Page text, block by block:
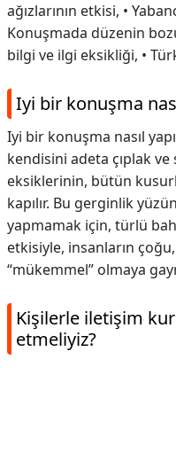
ağızlarının etkisi, •
Konuşmada düzenin
bilgi ve ilgi eksikliği, •
Iyi bir konuşma
Iyi bir konuşma nasıl
kendisini adeta çıplak ve
eksiklerinin, bütün
kapılır. Bu gerginlik
yapmamak için, türlü
etkisiyle, insanların çoğu,
“mükemmel” olmaya
Kişilerle iletişim
etmeliyiz?